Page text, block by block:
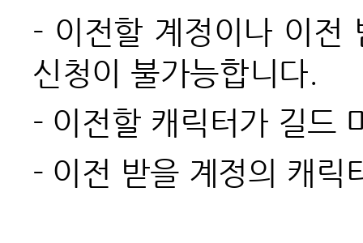
- 이전할 계정이나 이전
신청이 불가능합니다.
- 이전할 캐릭터가 길드
- 이전 받을 계정의 캐릭